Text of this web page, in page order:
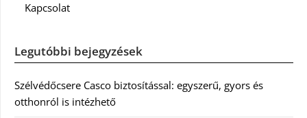
Kapcsolat
Legutóbbi bejegyzések
Szélvédőcsere Casco biztosítással: egyszerű, gyors és
otthonról is intézhető